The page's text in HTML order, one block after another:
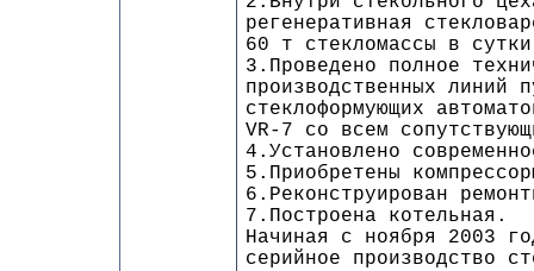
регенеративная
60 т стекломассы в
3.Проведено полное
производственных линий
стеклоформующих
VR-7 со всем
4.Установлено
5.Приобретены
6.Реконструирован
7.Построена котельная.
Начиная с ноября 2003
серийное производство